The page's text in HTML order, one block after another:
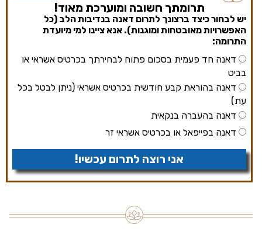
תרומתך חשובה ומוערכת מאוד!
יש לבחור כיצד ברצונך לתרום דאנה בנדיבות הלב (כל
האפשרויות מאובטחות ומוגנות). אנא ציינו למי מיועדת
התרומה:
דאנה חד פעמית בסכום פתוח לבחירתך בכרטיס אשראי או
בביט
דאנה בהוראת קבע חודשית בכרטיס אשראי (ניתן לבטל בכל
עת)
דאנה בהעברה בנקאית
דאנה בפייפאל או בכרטיס אשראי זר
אני רוצה לתרום עכשיו!